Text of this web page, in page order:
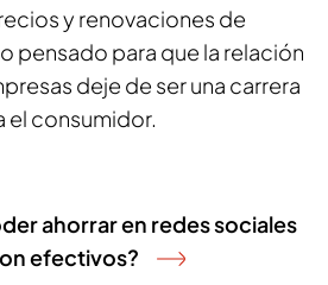
y renovaciones de
pensado para que la relación
deje de ser una carrera
el consumidor.
ahorrar en redes sociales
efectivos?